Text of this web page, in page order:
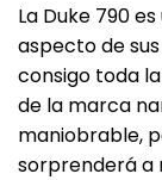
La Duke 790
aspecto de
consigo toda
de la marca
maniobrable,
sorprenderá a